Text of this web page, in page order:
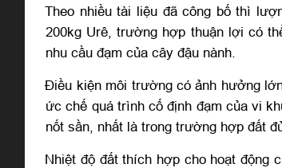
Theo nhiều tài liệu đã công bố thì
200kg Urê, trường hợp thuận lợi có
nhu cầu đạm của cây đậu nành.
Điều kiện môi trường có ảnh hưởng
ức chế quá trình cố định đạm của vi
nốt sần, nhất là trong trường hợp đất
Nhiệt độ đất thích hợp cho hoạt động